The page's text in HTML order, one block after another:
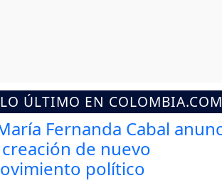
LO ÚLTIMO EN COLOMBIA.COM